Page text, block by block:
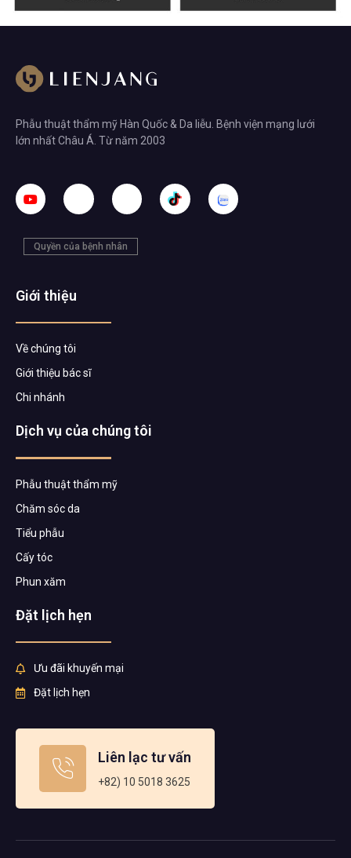
Phẫu thuật thẩm mỹ Hàn Quốc & Da liễu. Bệnh viện mạng lưới
lớn nhất Châu Á. Từ năm 2003
Quyền của bệnh nhân
Giới thiệu
Về chúng tôi
Giới thiệu bác sĩ
Chi nhánh
Dịch vụ của chúng tôi
Phẫu thuật thẩm mỹ
Chăm sóc da
Tiểu phẫu
Cấy tóc
Phun xăm
Đặt lịch hẹn
Ưu đãi khuyến mại
Đặt lịch hẹn
Liên lạc tư vấn
+82) 10 5018 3625